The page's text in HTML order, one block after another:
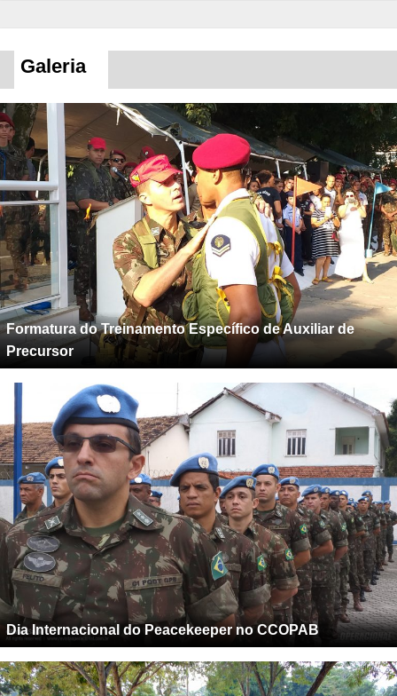
Galeria
Formatura do Treinamento Específico de Auxiliar de
Precursor
Dia Internacional do Peacekeeper no CCOPAB